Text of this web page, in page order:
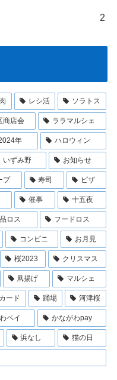
2
レシ活 ソラトス
商店会 ララマルシェ
年 ハロウィン
いずみ野 お知らせ
プ 寿司 ピザ
催事 十五夜
ロス フードロス
コンビニ お月見
桜2023 クリスマス
凧揚げ マルシェ
ード 踊場 河津桜
ペイ かながわpay
浜なし 猫の日